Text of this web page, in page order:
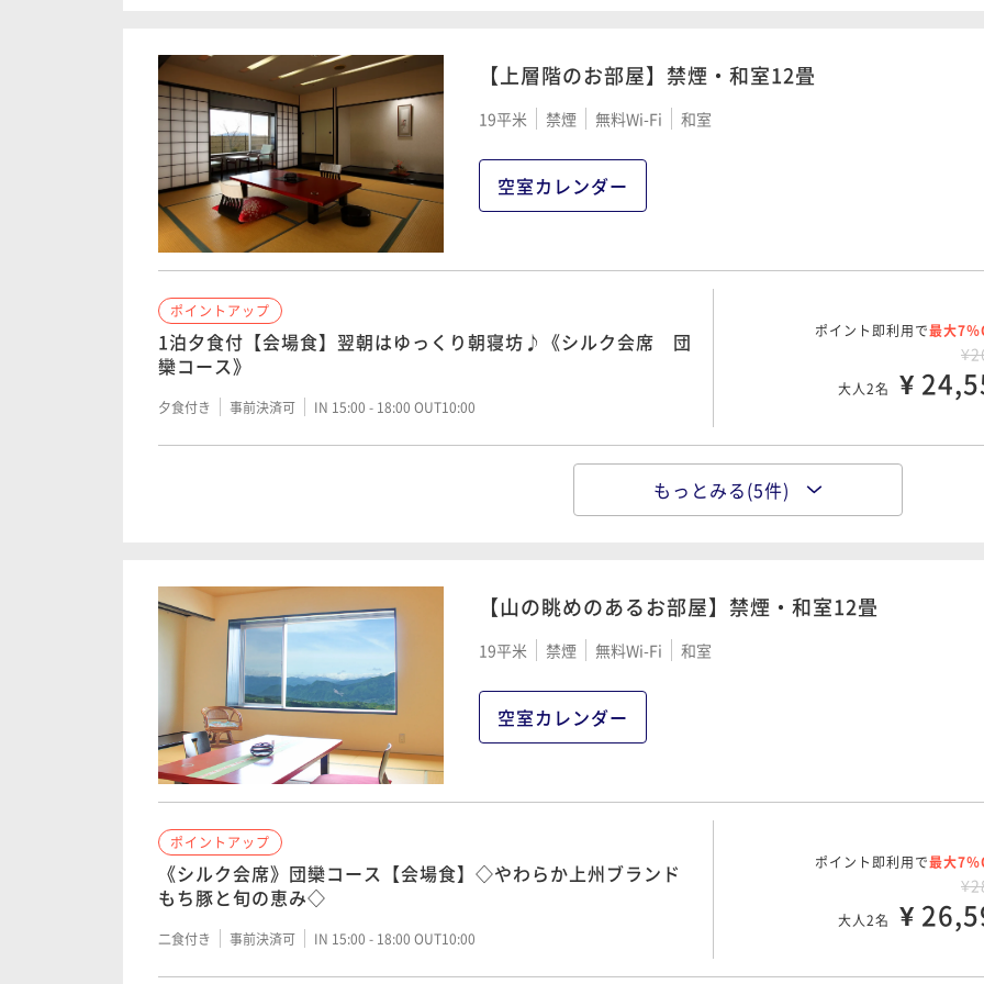
ポイントアップ
1泊朝食付【会場食】チェックイン21時までOK！ 和の朝食で朝
からほっこり
朝食付き 事前決済可 IN 15:00 - 21:00 OUT10:00
【上層階のお部屋】禁煙・和室12畳
19平米 禁煙 無料Wi-Fi 和室
空室カレンダー
ポイントアップ
1泊夕食付【会場食】翌朝はゆっくり朝寝坊♪《シルク会席 団
欒コース》
夕食付き 事前決済可 IN 15:00 - 18:00 OUT10:00
ポイント即利用で最大7％
大人2名 ¥
《シルク会席》団欒コース【会場食】◇やわらか上州ブランド
ポイントアップ
《シルク会席》スタンダード【会場食】上州牛と季節の恵み
二食付き 事前決済可 IN 15:00 - 18:00 OUT10:00
【会場食】夏休み家族でお出かけ！《シルク会席》スタンダー
ド●上州牛と季節の恵み
二食付き 事前決済可 IN 15:00 - 18:00 OUT10:00
¥
もっとみる(5件)
【山の眺めのあるお部屋】禁煙・和室12畳
19平米 禁煙 無料Wi-Fi 和室
空室カレンダー
ポイントアップ
《シルク会席》団欒コース【会場食】◇やわらか上州ブランド
もち豚と旬の恵み◇
二食付き 事前決済可 IN 15:00 - 18:00 OUT10:00
ポイント即利用で最大7％
大人2名 ¥